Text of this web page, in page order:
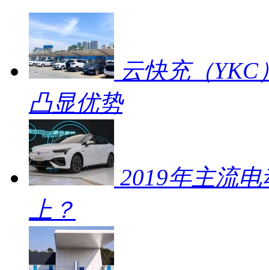
云快充（YKC
凸显优势
2019年主流
上？